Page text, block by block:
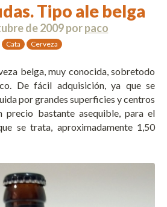
Tipo ale belga
de 2009porpaco
Cata Cerveza
belga, muy conocida, sobretodo
De fácil adquisición, ya que se
por grandes superficies y centros
precio bastante asequible, para el
se trata, aproximadamente 1,50